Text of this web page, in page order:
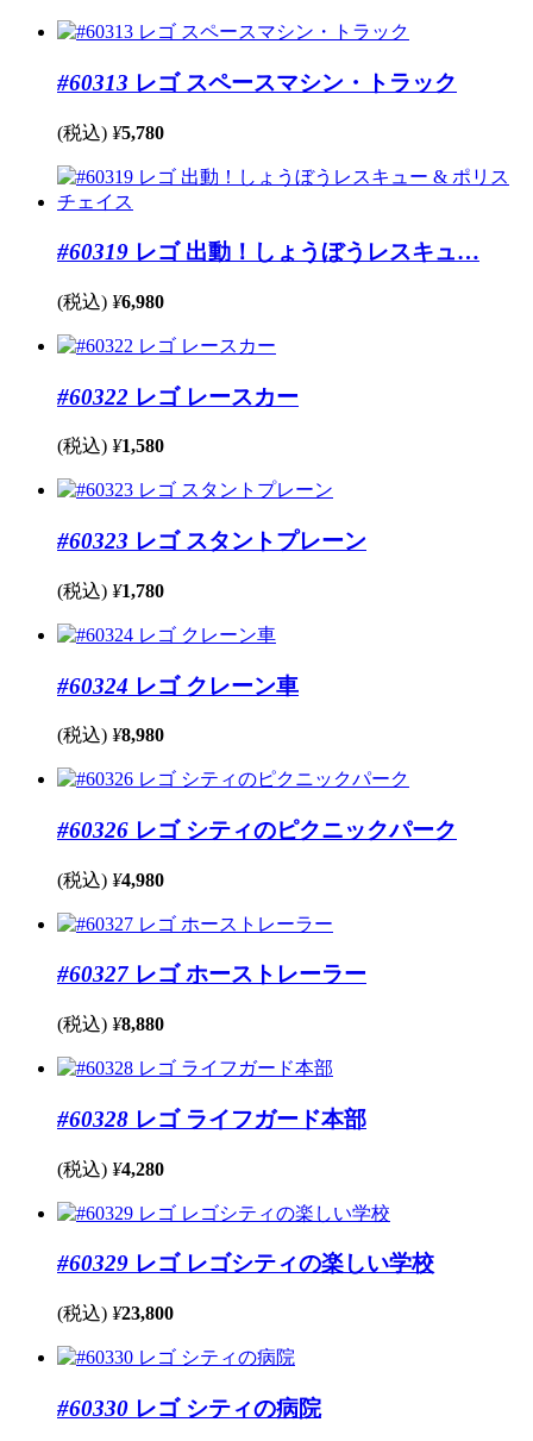
#60313 レゴ スペースマシン・トラック
(税込) ¥5,780
#60319 レゴ 出動！しょうぼうレスキュ…
(税込) ¥6,980
#60322 レゴ レースカー
(税込) ¥1,580
#60323 レゴ スタントプレーン
(税込) ¥1,780
#60324 レゴ クレーン車
(税込) ¥8,980
#60326 レゴ シティのピクニックパーク
(税込) ¥4,980
#60327 レゴ ホーストレーラー
(税込) ¥8,880
#60328 レゴ ライフガード本部
(税込) ¥4,280
#60329 レゴ レゴシティの楽しい学校
(税込) ¥23,800
#60330 レゴ シティの病院